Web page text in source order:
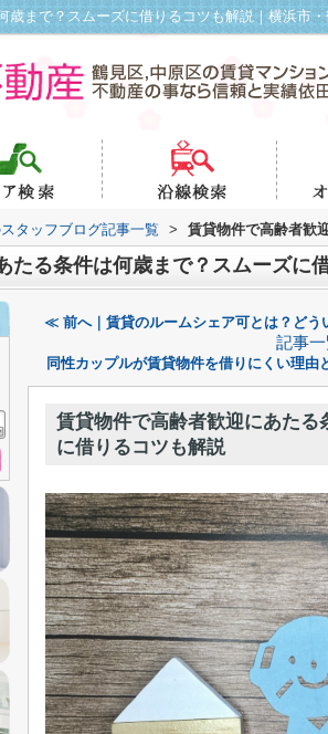
タッフブログ記事一覧 > 賃貸物件で高齢者歓
たる条件は何歳まで？スムーズに
≪ 前へ｜賃貸のルームシェア可とは？どう
記事
同性カップルが賃貸物件を借りにくい理
賃貸物件で高齢者歓迎にあたる
に借りるコツも解説